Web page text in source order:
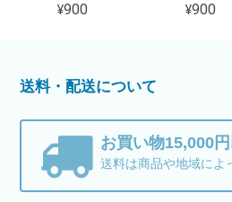
¥900 ¥900
送料・配送について
お買い物15,000
送料は商品や地域によ